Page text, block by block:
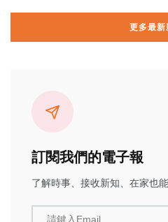
更多最新
訂閱我們的電子報
了解時事、接收新知、在家也
請鍵入Email